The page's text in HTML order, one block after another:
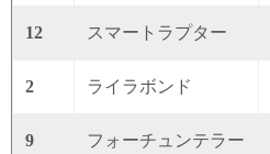
12 スマートラプター
2 ライラボンド
9 フォーチュンテラー